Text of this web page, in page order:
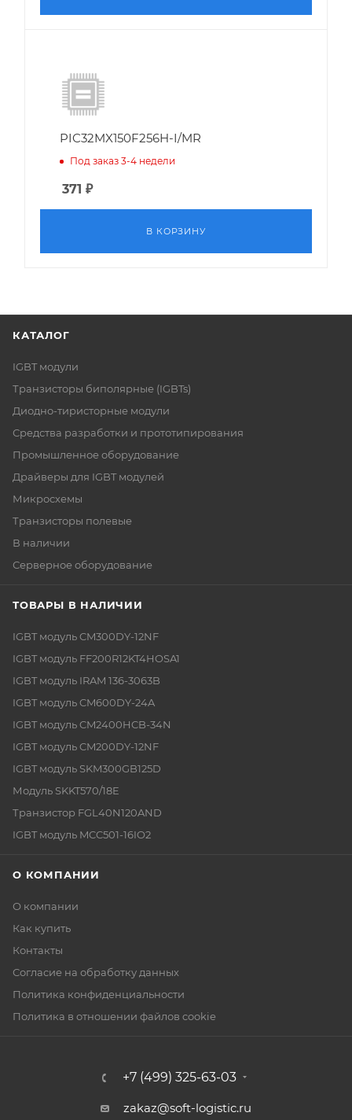
PIC32MX150F256H-I/MR
Под заказ 3-4 недели
371 ₽
В КОРЗИНУ
КАТАЛОГ
IGBT модули
Транзисторы биполярные (IGBTs)
Диодно-тиристорные модули
Средства разработки и прототипирования
Промышленное оборудование
Драйверы для IGBT модулей
Микросхемы
Транзисторы полевые
В наличии
Серверное оборудование
ТОВАРЫ В НАЛИЧИИ
IGBT модуль CM300DY-12NF
IGBT модуль FF200R12KT4HOSA1
IGBT модуль IRAM 136-3063B
IGBT модуль CM600DY-24A
IGBT модуль CM2400HCB-34N
IGBT модуль CM200DY-12NF
IGBT модуль SKM300GB125D
Модуль SKKT570/18E
Транзистор FGL40N120AND
IGBT модуль MCC501-16IO2
О КОМПАНИИ
О компании
Как купить
Контакты
Согласие на обработку данных
Политика конфиденциальности
Политика в отношении файлов cookie
+7 (499) 325-63-03
zakaz@soft-logistic.ru